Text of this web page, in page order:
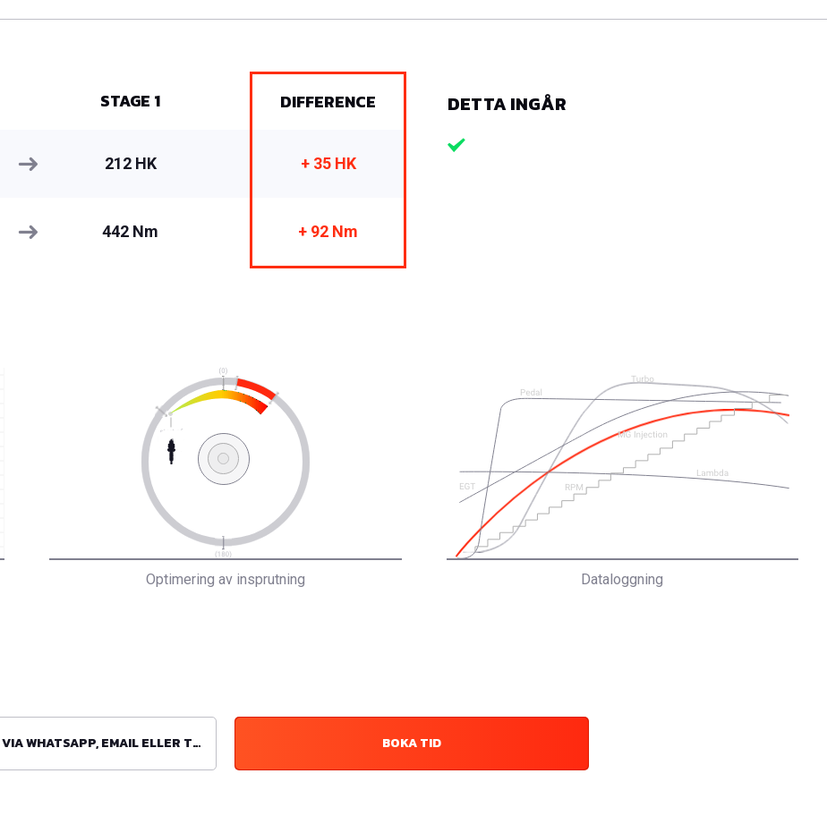
STAGE 1 DIFFERENCE
212 HK + 35 HK
442 Nm + 92 Nm
DETTA INGÅR
Optimering av insprutning Dataloggning
EMAIL ELLER TELEFON BOKA TID